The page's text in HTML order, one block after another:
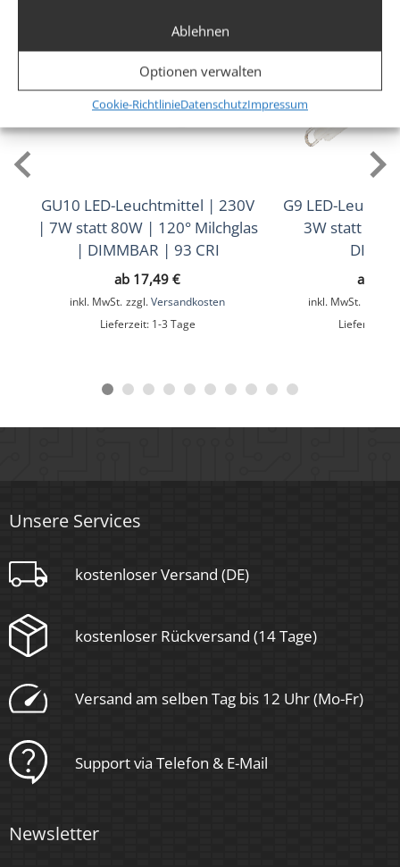
Ablehnen
Optionen verwalten
Cookie-RichtlinieDatenschutzImpressum
530lm(3000K)
Lichtfarbtemperatur (K)
2700K, 3000K, 4000K, 5000K
Farbwiedergabe (CRI / Ra)
93
Schutzklasse (IP)
Mittlere Lebensdauer
35.000 Std.
Sockel
> 15.000
< 1,00 Sek.
< 0,5 Sek.
Farbkonsistenz
< 6 SDCM
F
GU10 LED-Leuchtmittel | 230V
| 7W statt 80W | 120° Milchglas
| DIMMBAR | 93 CRI
ab 17,49 €
inkl. MwSt. zzgl. Versandkosten
Lieferzeit: 1-3 Tage
G9 LED-
3W statt
ab
inkl. MwSt.
Lieferzeit:
Unsere Services
kostenloser Versand (DE)
kostenloser Rückversand (14 Tage)
Versand am selben Tag bis 12 Uhr (Mo-Fr)
Support via Telefon & E-Mail
Newsletter